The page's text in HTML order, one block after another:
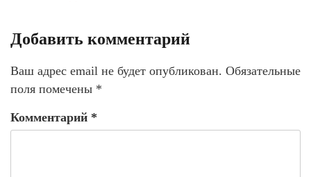
Добавить комментарий
Ваш адрес email не будет опубликован. Обязательные
поля помечены *
Комментарий *